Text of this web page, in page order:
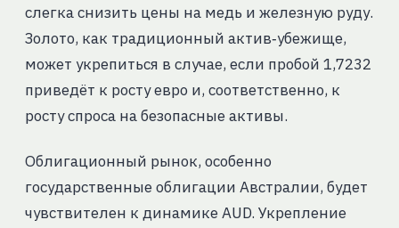
слегка снизить цены на медь и железную руду.
Золото, как традиционный актив‑убежище,
может укрепиться в случае, если пробой 1,7232
приведёт к росту евро и, соответственно, к
росту спроса на безопасные активы.
Облигационный рынок, особенно
государственные облигации Австралии, будет
чувствителен к динамике AUD. Укрепление